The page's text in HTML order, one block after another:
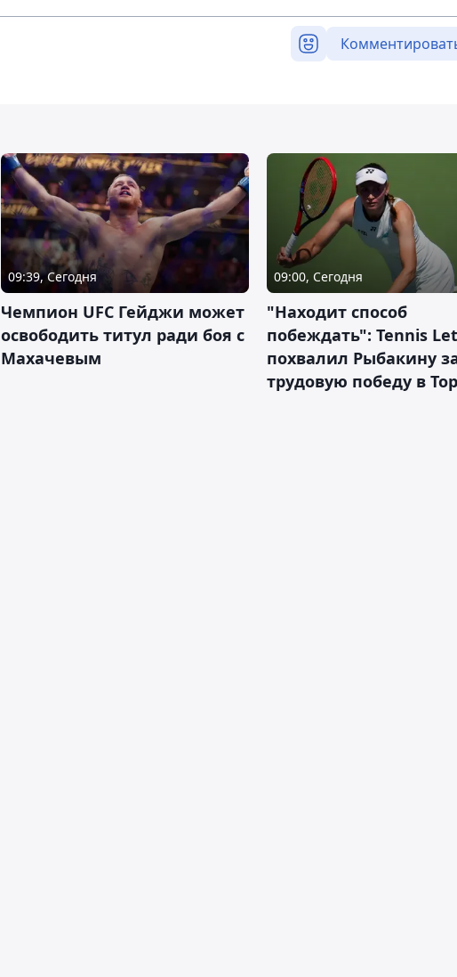
09:39, Сегодня
Чемпион UFC Гейджи может
освободить титул ради боя с
Махачевым
09:00, Сегодня
"Находит способ
побеждать": Tennis
похвалил Рыбакину
трудовую победу в